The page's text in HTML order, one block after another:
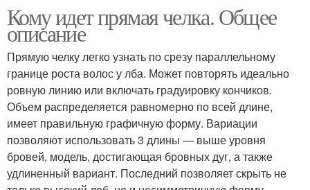
Кому идет прямая челка. Общее
описание
Прямую челку легко узнать по срезу параллельному
границе роста волос у лба. Может повторять идеально
ровную линию или включать градуировку кончиков.
Объем распределяется равномерно по всей длине,
имеет правильную графичную форму. Вариации
позволяют использовать 3 длины — выше уровня
бровей, модель, достигающая бровных дуг, а также
удлиненный вариант. Последний позволяет скрыть не